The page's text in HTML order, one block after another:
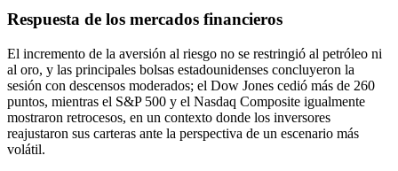
Respuesta de los mercados financieros
El incremento de la aversión al riesgo no se restringió al petróleo ni
al oro, y las principales bolsas estadounidenses concluyeron la
sesión con descensos moderados; el Dow Jones cedió más de 260
puntos, mientras el S&P 500 y el Nasdaq Composite igualmente
mostraron retrocesos, en un contexto donde los inversores
reajustaron sus carteras ante la perspectiva de un escenario más
volátil.